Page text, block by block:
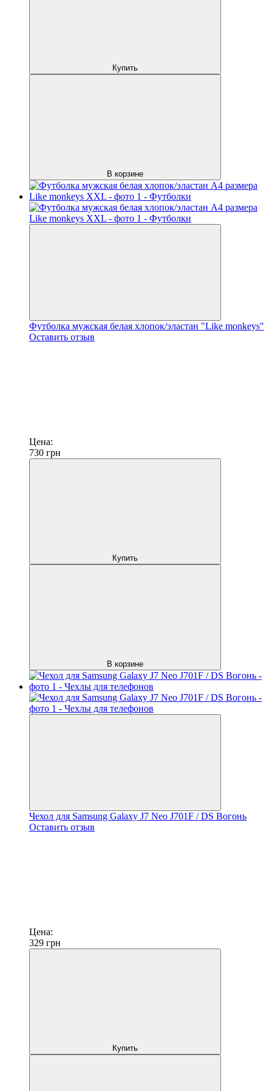
Купить
В корзине
Футболка мужская белая хлопок/эластан "Like monkeys"
Оставить отзыв
Цена:
730 грн
Купить
В корзине
Чехол для Samsung Galaxy J7 Neo J701F / DS Вогонь
Оставить отзыв
Цена:
329 грн
Купить